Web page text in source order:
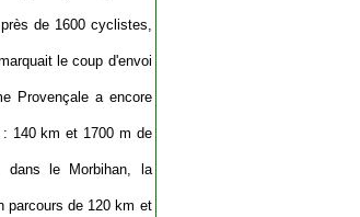
de 1600 cyclistes,
le coup d'envoi
Provençale a encore
140 km et 1700 m de
dans le Morbihan, la
parcours de 120 km et